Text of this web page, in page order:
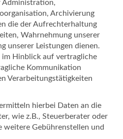
Administration,
Archivierung
die der Aufrechterhaltung
Wahrnehmung unserer
unserer Leistungen dienen.
im Hinblick auf vertragliche
Kommunikation
Verarbeitungstätigkeiten
hierbei Daten an die
wie z.B., Steuerberater oder
Gebührenstellen und